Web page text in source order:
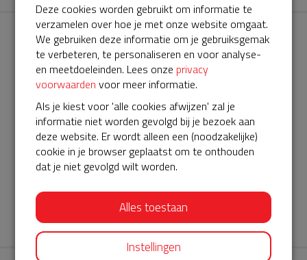
AED360-ProCardio
ServiceBuurtAED wordt aangeboden door de Hartstichting en
AED360-ProCardio. Net als bij BuurtAED is AED360-ProCardio
de leverancier van het servicepakket en ontzorgen zij jou de
komende jaren. AED360-ProCardio is gespecialiseerd in de
levering en het onderhoud van Philips AED’s.
Deze cookies worden gebruikt om informatie te
verzamelen over hoe je met onze website omgaat.
We gebruiken deze informatie om je gebruiksgemak
te verbeteren, te personaliseren en voor analyse-
en meetdoeleinden. Lees onze privacy
voorwaarden voor meer informatie.
Als je kiest voor 'alle cookies afwijzen' zal je
informatie niet worden gevolgd bij je bezoek aan
deze website. Er wordt alleen een (noodzakelijke)
cookie in je browser geplaatst om te onthouden
dat je niet gevolgd wilt worden.
Alles toestaan
Instellingen